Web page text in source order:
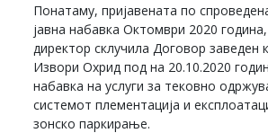
Понатаму, пријавената по
јавна набавка Октомври 2020
директор склучила Договор заведен
Извори Охрид под на 20.10.2020
набавка на услуги за тековно
системот плементација и
зонско паркирање.